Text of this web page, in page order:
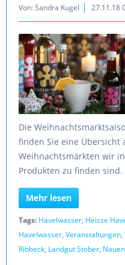
Von: Sandra Kugel 27.11.18
Die
finden Sie eine Übersicht
Weihnachtsmärkten wir
Produkten zu finden sind.
Mehr lesen
Tags: Havelwasser, Heisse
Havelwasser, Veranstaltungen,
Ribbeck, Landgut Stober, Nauen